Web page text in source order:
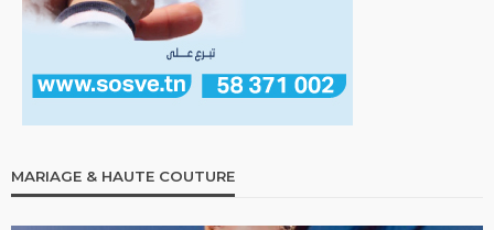
MARIAGE & HAUTE COUTURE